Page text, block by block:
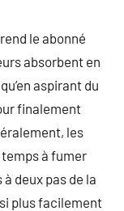
le abonné
absorbent en
aspirant du
finalement
les
à fumer
deux pas de la
plus facilement